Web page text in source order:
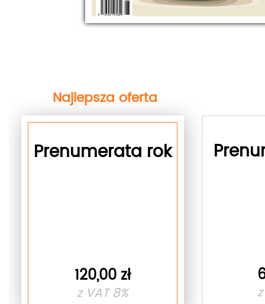
Najlepsza oferta
Prenumerata rok
120,00 zł
z VAT 8%